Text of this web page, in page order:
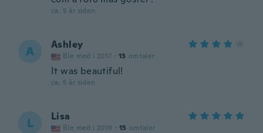
ca. 5 år siden
A Ashley
Ble med i 2017 · 13 omtaler
It was beautiful!
ca. 5 år siden
L Lisa
Ble med i 2019 · 15 omtaler